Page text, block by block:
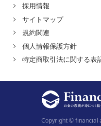
採用情報
サイトマップ
規約関連
個人情報保護方針
特定商取引法に関する表
Copyright © financial